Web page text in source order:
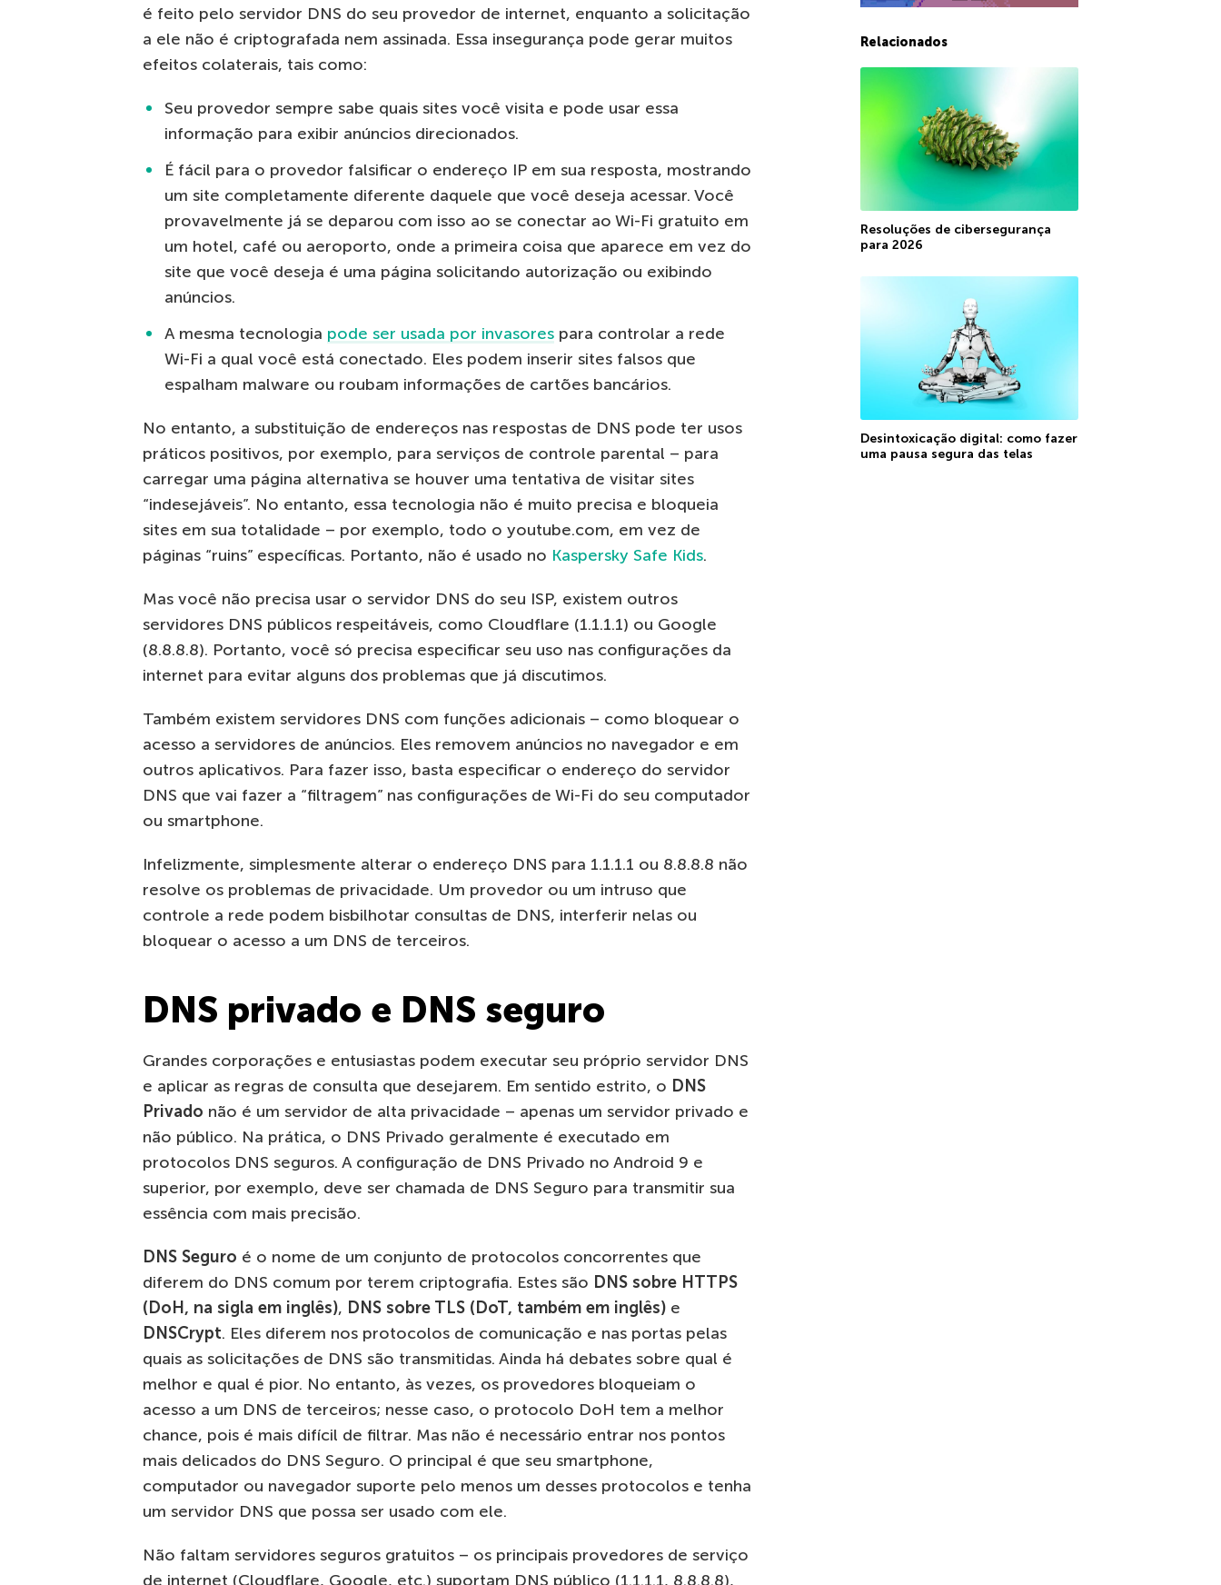
é feito pelo servidor DNS do seu provedor de internet, enquanto a solicitação
a ele não é criptografada nem assinada. Essa insegurança pode gerar muitos
efeitos colaterais, tais como:
Seu provedor sempre sabe quais sites você visita e pode usar essa
informação para exibir anúncios direcionados.
É fácil para o provedor falsificar o endereço IP em sua resposta, mostrando
um site completamente diferente daquele que você deseja acessar. Você
provavelmente já se deparou com isso ao se conectar ao Wi-Fi gratuito em
um hotel, café ou aeroporto, onde a primeira coisa que aparece em vez do
site que você deseja é uma página solicitando autorização ou exibindo
anúncios.
A mesma tecnologia pode ser usada por invasores para controlar a rede
Wi-Fi a qual você está conectado. Eles podem inserir sites falsos que
espalham malware ou roubam informações de cartões bancários.
No entanto, a substituição de endereços nas respostas de DNS pode ter usos
práticos positivos, por exemplo, para serviços de controle parental – para
carregar uma página alternativa se houver uma tentativa de visitar sites
“indesejáveis”. No entanto, essa tecnologia não é muito precisa e bloqueia
sites em sua totalidade – por exemplo, todo o youtube.com, em vez de
páginas “ruins” específicas. Portanto, não é usado no Kaspersky Safe Kids.
Mas você não precisa usar o servidor DNS do seu ISP, existem outros
servidores DNS públicos respeitáveis, como Cloudflare (1.1.1.1) ou Google
(8.8.8.8). Portanto, você só precisa especificar seu uso nas configurações da
internet para evitar alguns dos problemas que já discutimos.
Também existem servidores DNS com funções adicionais – como bloquear o
acesso a servidores de anúncios. Eles removem anúncios no navegador e em
outros aplicativos. Para fazer isso, basta especificar o endereço do servidor
DNS que vai fazer a “filtragem” nas configurações de Wi-Fi do seu computador
ou smartphone.
Infelizmente, simplesmente alterar o endereço DNS para 1.1.1.1 ou 8.8.8.8 não
resolve os problemas de privacidade. Um provedor ou um intruso que
controle a rede podem bisbilhotar consultas de DNS, interferir nelas ou
bloquear o acesso a um DNS de terceiros.
DNS privado e DNS seguro
Grandes corporações e entusiastas podem executar seu próprio servidor DNS
e aplicar as regras de consulta que desejarem. Em sentido estrito, o DNS
Privado não é um servidor de alta privacidade – apenas um servidor privado e
não público. Na prática, o DNS Privado geralmente é executado em
protocolos DNS seguros. A configuração de DNS Privado no Android 9 e
superior, por exemplo, deve ser chamada de DNS Seguro para transmitir sua
essência com mais precisão.
DNS Seguro é o nome de um conjunto de protocolos concorrentes que
diferem do DNS comum por terem criptografia. Estes são DNS sobre HTTPS
(DoH, na sigla em inglês), DNS sobre TLS (DoT, também em inglês) e
DNSCrypt. Eles diferem nos protocolos de comunicação e nas portas pelas
quais as solicitações de DNS são transmitidas. Ainda há debates sobre qual é
melhor e qual é pior. No entanto, às vezes, os provedores bloqueiam o
acesso a um DNS de terceiros; nesse caso, o protocolo DoH tem a melhor
chance, pois é mais difícil de filtrar. Mas não é necessário entrar nos pontos
mais delicados do DNS Seguro. O principal é que seu smartphone,
computador ou navegador suporte pelo menos um desses protocolos e tenha
um servidor DNS que possa ser usado com ele.
Não faltam servidores seguros gratuitos – os principais provedores de serviço
de internet (Cloudflare, Google, etc.) suportam DNS público (1.1.1.1, 8.8.8.8),
Relacionados
Resoluções de cibersegurança
para 2026
Desintoxicação digital: como fazer
uma pausa segura das telas